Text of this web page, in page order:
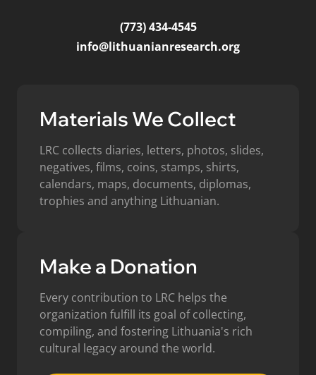
(773) 434-4545
info@lithuanianresearch.org
Materials We Collect
LRC collects diaries, letters, photos, slides,
negatives, films, coins, stamps, shirts,
calendars, maps, documents, diplomas,
trophies and anything Lithuanian.
Make a Donation
Every contribution to LRC helps the
organization fulfill its goal of collecting,
compiling, and fostering Lithuania's rich
cultural legacy around the world.